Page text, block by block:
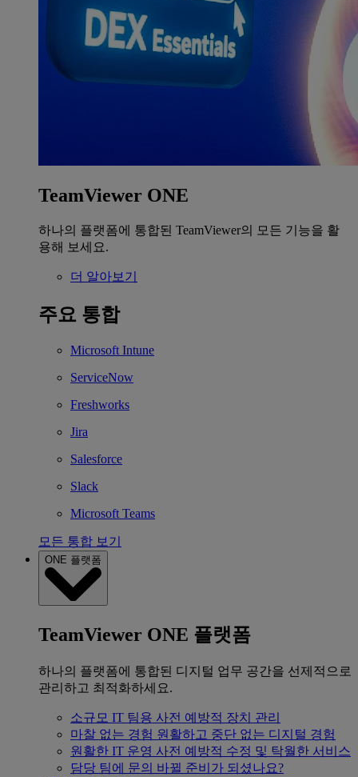
TeamViewer ONE
하나의 플랫폼에 통합된 TeamViewer의 모든 기능을 활
용해 보세요.
더 알아보기
주요 통합
Microsoft Intune
ServiceNow
Freshworks
Jira
Salesforce
Slack
Microsoft Teams
모든 통합 보기
ONE 플랫폼
TeamViewer ONE 플랫폼
하나의 플랫폼에 통합된 디지털 업무 공간을 선제적으로
관리하고 최적화하세요.
소규모 IT 팀용 사전 예방적 장치 관리
마찰 없는 경험 원활하고 중단 없는 디지털 경험
원활한 IT 운영 사전 예방적 수정 및 탁월한 서비스
담당 팀에 문의 바뀔 준비가 되셨나요?